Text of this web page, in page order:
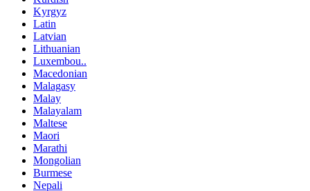
Kyrgyz
Latin
Latvian
Lithuanian
Luxembou..
Macedonian
Malagasy
Malay
Malayalam
Maltese
Maori
Marathi
Mongolian
Burmese
Nepali